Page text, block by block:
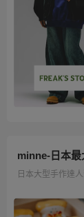
minne-日本最
日本大型手作達